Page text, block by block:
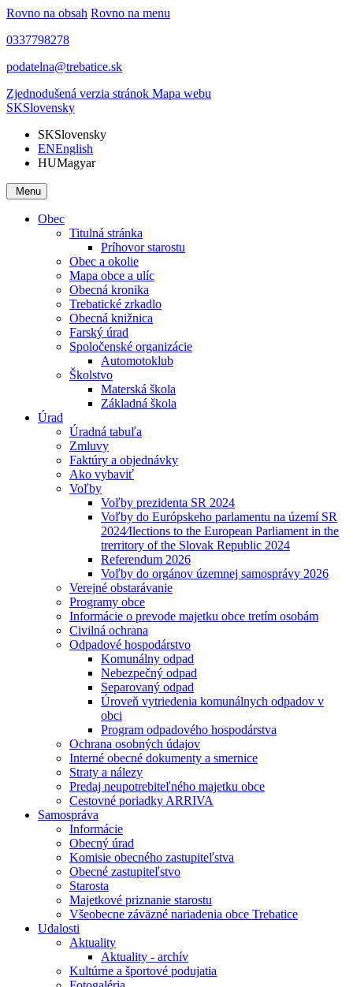
Rovno na obsah Rovno na menu
0337798278
podatelna@trebatice.sk
Zjednodušená verzia stránok Mapa webu
SKSlovensky
SKSlovensky
ENEnglish
HUMagyar
Menu
Obec
Titulná stránka
Príhovor starostu
Obec a okolie
Mapa obce a ulíc
Obecná kronika
Trebatické zrkadlo
Obecná knižnica
Farský úrad
Spoločenské organizácie
Automotoklub
Školstvo
Materská škola
Základná škola
Úrad
Úradná tabuľa
Zmluvy
Faktúry a objednávky
Ako vybaviť
Voľby
Voľby prezidenta SR 2024
Voľby do Európskeho parlamentu na území SR
2024⁄Ilections to the European Parliament in the
trerritory of the Slovak Republic 2024
Referendum 2026
Voľby do orgánov územnej samosprávy 2026
Verejné obstarávanie
Programy obce
Informácie o prevode majetku obce tretím osobám
Civilná ochrana
Odpadové hospodárstvo
Komunálny odpad
Nebezpečný odpad
Separovaný odpad
Úroveň vytriedenia komunálnych odpadov v
obci
Program odpadového hospodárstva
Ochrana osobných údajov
Interné obecné dokumenty a smernice
Straty a nálezy
Predaj neupotrebiteľného majetku obce
Cestovné poriadky ARRIVA
Samospráva
Informácie
Obecný úrad
Komisie obecného zastupiteľstva
Obecné zastupiteľstvo
Starosta
Majetkové priznanie starostu
Všeobecne záväzné nariadenia obce Trebatice
Udalosti
Aktuality
Aktuality - archív
Kultúrne a športové podujatia